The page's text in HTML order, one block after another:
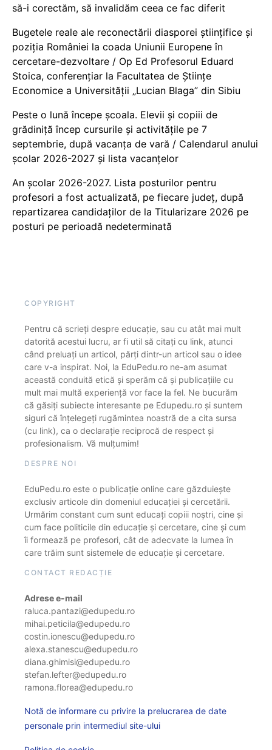
să-i corectăm, să invalidăm ceea ce fac diferit
Bugetele reale ale reconectării diasporei științifice și
poziția României la coada Uniunii Europene în
cercetare-dezvoltare / Op Ed Profesorul Eduard
Stoica, conferențiar la Facultatea de Științe
Economice a Universității „Lucian Blaga” din Sibiu
Peste o lună începe școala. Elevii și copiii de
grădiniță încep cursurile și activitățile pe 7
septembrie, după vacanța de vară / Calendarul anului
școlar 2026-2027 și lista vacanțelor
An școlar 2026-2027. Lista posturilor pentru
profesori a fost actualizată, pe fiecare județ, după
repartizarea candidaților de la Titularizare 2026 pe
posturi pe perioadă nedeterminată
COPYRIGHT
Pentru că scrieți despre educație, sau cu atât mai mult
datorită acestui lucru, ar fi util să citați cu link, atunci
când preluați un articol, părți dintr-un articol sau o idee
care v-a inspirat. Noi, la EduPedu.ro ne-am asumat
această conduită etică și sperăm că și publicațiile cu
mult mai multă experiență vor face la fel. Ne bucurăm
că găsiți subiecte interesante pe Edupedu.ro și suntem
siguri că înțelegeți rugămintea noastră de a cita sursa
(cu link), ca o declarație reciprocă de respect și
profesionalism. Vă mulțumim!
DESPRE NOI
EduPedu.ro este o publicație online care găzduiește
exclusiv articole din domeniul educației și cercetării.
Urmărim constant cum sunt educați copiii noștri, cine și
cum face politicile din educație și cercetare, cine și cum
îi formează pe profesori, cât de adecvate la lumea în
care trăim sunt sistemele de educație și cercetare.
CONTACT REDACȚIE
Adrese e-mail
raluca.pantazi@edupedu.ro
mihai.peticila@edupedu.ro
costin.ionescu@edupedu.ro
alexa.stanescu@edupedu.ro
diana.ghimisi@edupedu.ro
stefan.lefter@edupedu.ro
ramona.florea@edupedu.ro
Notă de informare cu privire la prelucrarea de date
personale prin intermediul site-ului